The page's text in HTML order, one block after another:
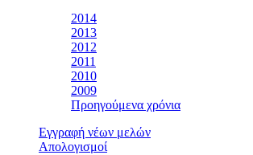
2014
2013
2012
2011
2010
2009
Προηγούμενα χρόνια
Εγγραφή νέων μελών
Απολογισμοί